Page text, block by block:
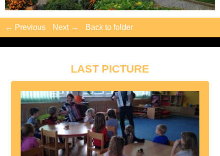
← Previous Next → Back to folder
LAST PICTURE